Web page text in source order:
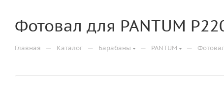
Фотовал для PANTUM
Главная — Каталог — Барабаны — PANTUM —